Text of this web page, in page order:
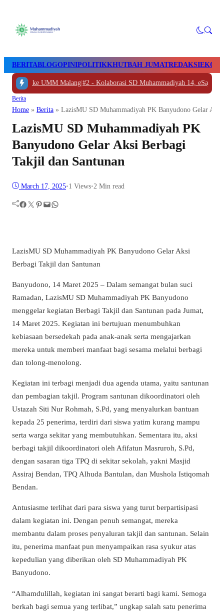
BERITABLOGOPINIPOLITIKKHUTBAH JUMATREDAKSI
ke UMM Malang|#2 -Kolaborasi SD Muhammadiyah 14, eSaje
Berita
Home » Berita » LazisMU SD Muhammadiyah PK Banyudono Gelar
LazisMU SD Muhammadiyah PK
Banyudono Gelar Aksi Berbagi
Takjil dan Santunan
March 17, 2025•1 Views•2 Min read
Facebook Twitter Pinterest Mail WhatsApp
LazisMU SD Muhammadiyah PK Banyudono Gelar Aksi
Berbagi Takjil dan Santunan
Banyudono, 14 Maret 2025 – Dalam semangat bulan suci
Ramadan, LazisMU SD Muhammadiyah PK Banyudono
menggelar kegiatan Berbagi Takjil dan Santunan pada Jumat,
14 Maret 2025. Kegiatan ini bertujuan menumbuhkan
kebiasaan bersedekah pada anak-anak serta mengajarkan
mereka untuk memberi manfaat bagi sesama melalui berbagi
dan tolong-menolong.
Kegiatan ini terbagi menjadi dua agenda utama, yaitu santunan
dan pembagian takjil. Program santunan dikoordinatori oleh
Ustazah Siti Nur Rohmah, S.Pd, yang menyalurkan bantuan
kepada 25 penerima, terdiri dari siswa yatim kurang mampu
serta warga sekitar yang membutuhkan. Sementara itu, aksi
berbagi takjil dikoordinatori oleh Afifatun Masruroh, S.Pd,
dengan sasaran tiga TPQ di sekitar sekolah, yakni Masjid
Assiraj Bendan, TPQ Alhuda Bantulan, dan Mushola Istiqomah
Bendan.
Antusiasme terlihat dari para siswa yang turut berpartisipasi
dalam kegiatan ini. Dengan penuh semangat, mereka
membantu dalam proses penyaluran takjil dan santunan. Selain
itu, penerima manfaat pun menyampaikan rasa syukur atas
kepedulian yang diberikan oleh SD Muhammadiyah PK
Banyudono.
“Alhamdulillah, kegiatan ini sangat berarti bagi kami. Semoga
berkah bagi semua yang terlibat,” ungkap salah satu penerima